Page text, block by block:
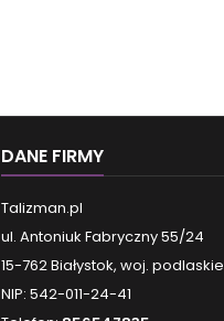
DANE FIRMY
Talizman.pl
ul. Antoniuk Fabryczny 55/24
15-762 Białystok, woj. podlaskie
NIP: 542-011-24-41